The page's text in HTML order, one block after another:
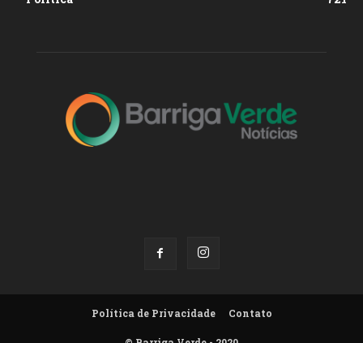
Política de Privacidade Contato